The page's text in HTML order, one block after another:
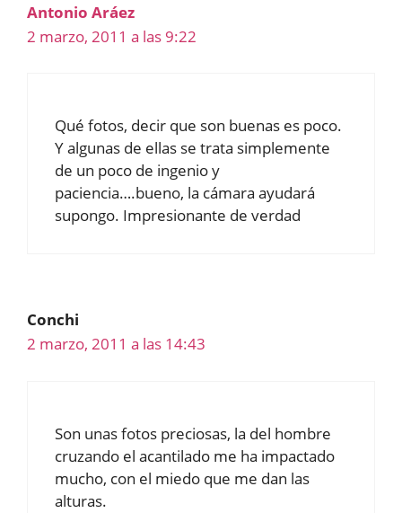
Antonio Aráez
2 marzo, 2011 a las 9:22
Qué fotos, decir que son buenas es poco.
Y algunas de ellas se trata simplemente
de un poco de ingenio y
paciencia….bueno, la cámara ayudará
supongo. Impresionante de verdad
Conchi
2 marzo, 2011 a las 14:43
Son unas fotos preciosas, la del hombre
cruzando el acantilado me ha impactado
mucho, con el miedo que me dan las
alturas.